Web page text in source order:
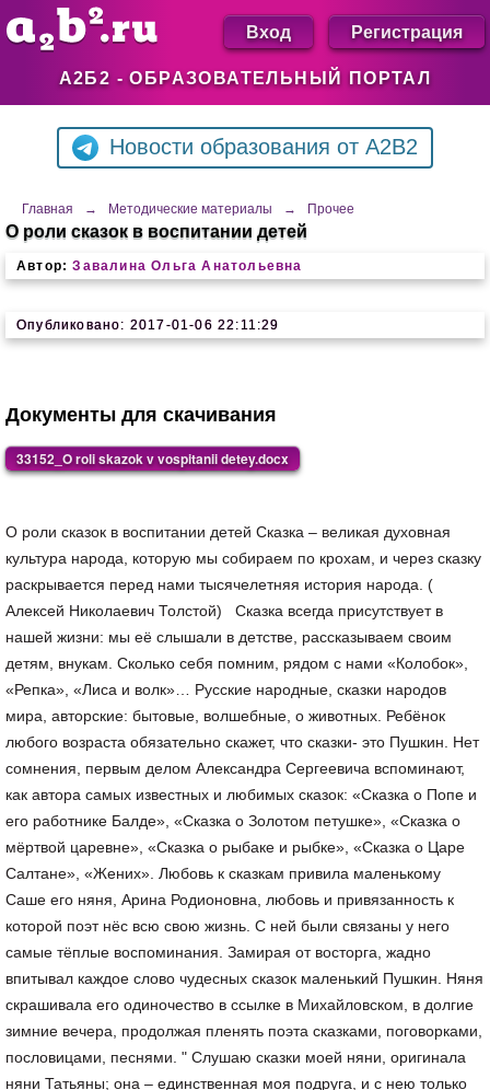
А2Б2 - ОБРАЗОВАТЕЛЬНЫЙ ПОРТАЛ
Вход Регистрация
Новости образования от A2B2
Главная → Методические материалы → Прочее
О роли сказок в воспитании детей
Автор: Завалина Ольга Анатольевна
Опубликовано: 2017-01-06 22:11:29
Документы для скачивания
33152_O roli skazok v vospitanii detey.docx
О роли сказок в воспитании детей Сказка – великая духовная культура народа, которую мы собираем по крохам, и через сказку раскрывается перед нами тысячелетняя история народа. ( Алексей Николаевич Толстой) Сказка всегда присутствует в нашей жизни: мы её слышали в детстве, рассказываем своим детям, внукам. Сколько себя помним, рядом с нами «Колобок», «Репка», «Лиса и волк»… Русские народные, сказки народов мира, авторские: бытовые, волшебные, о животных. Ребёнок любого возраста обязательно скажет, что сказки- это Пушкин. Нет сомнения, первым делом Александра Сергеевича вспоминают, как автора самых известных и любимых сказок: «Сказка о Попе и его работнике Балде», «Сказка о Золотом петушке», «Сказка о мёртвой царевне», «Сказка о рыбаке и рыбке», «Сказка о Царе Салтане», «Жених». Любовь к сказкам привила маленькому Саше его няня, Арина Родионовна, любовь и привязанность к которой поэт нёс всю свою жизнь. С ней были связаны у него самые тёплые воспоминания. Замирая от восторга, жадно впитывал каждое слово чудесных сказок маленький Пушкин. Няня скрашивала его одиночество в ссылке в Михайловском, в долгие зимние вечера, продолжая пленять поэта сказками, поговорками, пословицами, песнями. " Слушаю сказки моей няни, оригинала няни Татьяны; она – единственная моя подруга, и с нею только мне не скучно. . . " – писал Пушкин брату из Михайловского. Пушкин перенёс в свои произведения многие образы из няниных сказок. Он всегда с большой теплотой вспоминал Арину Родионовну, посвящал ей стихи. Я сам не рад болтливости своей, Но детских лет люблю воспоминанье. Ах! умолчу ль о мамушке моей, О прелести таинственных ночей, Когда в чепце, в старинном одеянье, Она, духов молитвой уклоня, С усердием перекрестит меня, И шёпотом рассказывать мне станет О мертвецах, о подвигах Бовы. . . От ужаса не шелохнусь, бывало, Едва дыша, прижмусь под одеяло. Не чувствуя ни ног, ни головы. Никто точно не знает, когда появилась первая сказка. Она с давних времён живёт среди людей. Из истории известно, что у наших предков было принято не наказывать повинившихся, а наставлять на путь истинный посредством сказки, рассказа, поучительной истории. Чтение сказка считается самым древним методом познания и воспитания. Общаясь с нашими детьми через сказку, мы передаём им знания о духовном мире, о предназначении человека в обществе, воспитываем их, развиваем внутренний мир, излечиваем от страхов, переживаний. Сказка даёт знания о жизни, законах бытия, пробуждает творчество, фантазию, воспитывает любовь к Родине, труду, учит уважать старших, защищать слабых, помогать больным и немощным. Однозначно, народная сказка способствует формированию определенных нравственных ценностей, идеала. Девочек нацеливает на «красну девицу», которая обязательно рукодельница, и умом, и лицом красавица, для мальчиков- добрый молодец( обязательно отважный, смелый, сильный, честный, добрый, трудолюбивый, готовый в любую минуту защищать свою Родину) . Такое совершенство для ребенка- далекая перспектива, к которой он будет стремиться, сверяя с ним свои дела и поступки. Высшая цель, поставленная в юном возрасте, во многом определит его как личность. Взрослым необходимо знать мечту малыша, чтобы вовремя корректировать и устранять негативные моменты. Считается хорошим тоном в воспитании читать ребёнку сказку на ночь. При приглушённом свете ночника, мягком звуке родного голоса волшебная история убаюкает малыша, подарит ему добрые здоровые сны. Кроме того, ощущение того, что рядом с ним присутствует близкий человек, положительно влияет на формирование детской психики. Это помогает ему успокоиться, почувствовать себя в безопасности. Ребёнок чувствует, что его любят, о нём заботятся. Очевидно, что польза сказок перед сном действительно неоспорима. Учёные уже давно ведут разговор о терапевтической роли сказок, применяя их на психологических тренингах, в виде лечения душевного состояния маленького пациента. К сожалению, современное телевидение загружено в большей степени иностранными мультфильмами, зачастую агрессивными, с жестокими драками, с малопонятными героями, а ведь дети подражают любимым персонажам, перенимают способы их поведения, манеру говорить. Вот почему родителям и педагогам нужно очень строго подходить к выбору сказок, к просмотру мультфильмов. И научно, и жизнью доказано, что дети разного возраста очень любят слушать сказки и необыкновенные истории, которые расширяют диапазон их знаний и кругозора, помогают получить необходимые знания о человеке, о жизненных проблемах, пути их решения. Дают понятие о том, что кроме реального мира, существует ещё и волшебный, наполненный чудесами и приключениями, что добро всегда торжествует над злом. Полезность сказок бесспорна. На их примере можно «исправлять» «неправильные» черты характера. Так, малышам жадным и эгоистичным, полезно почитать сказки « О рыбаке и рыбке», «О трёх жадных медвежатах», «Сказку о золотом петушке», «Морозко», «Али- баба и сорок разбойников», робким и пугливым, - «О трусливом зайчике», «Трусливый Ваня», непослушным и доверчивым подойдёт «Приключения Буратино», «Снежная Королева». У каждого из нас была любимая сказка, которую мы слушали, читали невероятное количество раз. В чём секрет этого литературного жанра? Почему наши дети, да и мы, взрослые, так любим сказки, какова их роль, в чём польза? Вспомним, что в старые, древние времена наши предки не спешили наказывать детей, а рассказывали поучительную историю, чтобы провинившийся смог осмыслить своё поведение, сделать выводы и не повторять ошибок. Сказка- очень хороший метод воспитания и обучения детей. Рассказывая сказки, мы передаем опыт наших предков, дополняя его своим, не менее богатым. Посредством сказки ребенок обогащает внутренний духовный мир, избавляется от переживаний и страхов, получает знания о жизни и ее законах, развивает фантазию и творческое начало, учится сопереживать и предвосхищать события. Благодаря сказке ребенок может проиграть негативные роли и чувства, при этом он не будет наказан. Житейские истории очень хорошо разделяют представление о мужской и женской манере поведения. В каждой сказке есть главный герой. Чаще это активный, храбрый, умеющий выживать в трудных ситуациях персонаж. Даже, если вначале он выглядел негативно, то завершается история его исправлением, осмыслением отрицательных сторон характера. Каждая сказка учит тому, что добро побеждает зло, что немаловажно при становлении характера. Роль сказок в формировании личности ребёнка доказана многовековым опытом. Эти поучительные истории учат добру, прощению, терпимости, пониманию того, что хорошо, что плохо. Стимулируют концентрацию внимания, развивают положительные качества, поощряют к размышлению, побуждают к вопросам, поиску ответов. Именно сказки начинают знакомство ребёнка с литературой, прививают ему любовь к чтению. Сказка – это игра, необходимая для развития личности. Воспитание детей через сказку неоспоримо, ведь она несёт огромный запас знаний прежних поколений. Именно она оказывает ненавязчивое влияние на формирование мышления ребёнка, впитывая информацию через народное творчество. Посредством сказки легче объяснить малышам прописные истины, нежели нравоучения. Сказка- это мощный инструмент обучения малышей и дошколят. Именно на примере героев сказок лучше всего усваивается важная жизненная информация. Яркими примерами моделирующими правильное поведение, являются такие сказки, как «Колобок», «Серенький козлик», «Теремок», «Волк и семеро козлят», «Репка». В них очень ярко показываются разные противопоставления: храбрость и трусость, богатство и нищета, трудолюбие и лень, смекалка и глупость, успех коллективизма и трудность одиночества. На примере сказочных персонажей дети учатся отличать добро и зло, сопереживать положительным героям, мысленно преодолевать с ними трудности и преграды. Уверовав в простую истину, что добро побеждает зло, ребёнок более стойко научится преодолевать жизненные невзгоды. Можно смело сказать с первых минут знакомства со сказкой начинает закаляться характер малыша. Известный факт, что многие в детстве испытывают чувство страха: врачей, темноты, оставаться одни в комнате. Опять же сказки могут помочь в этой ситуации. Ребёнок со стороны наблюдает, казалось бы, безвыходную ситуацию, и вот находится способ благополучного её решения. Герои счастливы, здоровы, зло побеждено. Зная о положительном исходе дела, малыш постепенно побеждает и свои страхи. Многие опытные педагоги отмечают, что для детей ХХI века характерны снижение умственной работоспособности, излишняя возбудимость, раздражительность, эмоциональная истощённость, неустойчивое настроение. Присутствует заторможенность, или наоборот, - раздражительность, агрессивность. Дети зачастую остаются дома одни, испытывая дефицит общения с родителями, сверстниками, замыкаясь на телевизоре или компьютере. С помощью современных технологий на них свалился шквал информации, причём зачастую негативной. Дети стали менее чувствительными, отзывчивыми, не владеют коммуникативными навыками. Поэтому работа, направленная на развитие эмоциональной сферы, чрезвычайно актуальна и важна. И главный помощник- это сказка. Ещё К. Д. Ушинский назвал сказки русского народа первыми блестящими попытками народной педагогики. Восторгаясь сказками как памятниками народной педагогики, он писал, что никто не в состоянии состязаться с педагогическим гением народа. Помните, армянскую сказку в стихах «Жадный Вартан», которому скорняк пошил из овечьей шкуры целых семь шапок, но ни одну из них нельзя надеть? Мораль: жадность и зависть до добра не доведут. А «Каша из топора»? О находчивости и смекалке русского солдата? Эти поучительные истории- яркий пример народной педагогики. Сказки являются важным воспитательным средством, в течение столетий выработанным и проверенным народом. Педагоги знают разные формы работы со сказкой: чтение, пересказ, обсуждение, театрализованное исполнение сказок, просмотр фильмов- сказок, проведение конкурса знатока, выставки рисунков и т. д. Жизнь, народная практика воспитания убедительно доказали педагогическую це